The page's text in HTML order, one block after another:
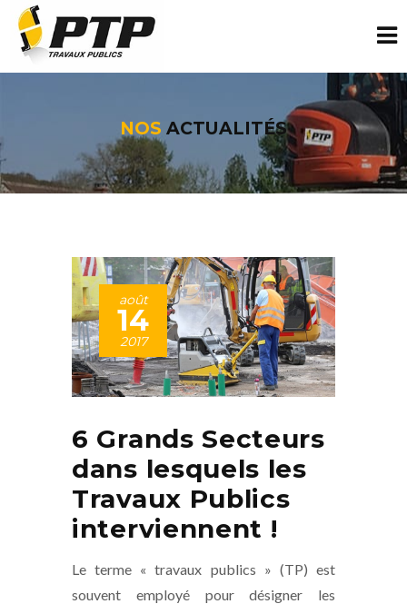
NOS ACTUALITÉS
août
14
2017
6 Grands Secteurs
dans lesquels les
Travaux Publics
interviennent !
Le terme « travaux publics » (TP) est
souvent employé pour désigner les